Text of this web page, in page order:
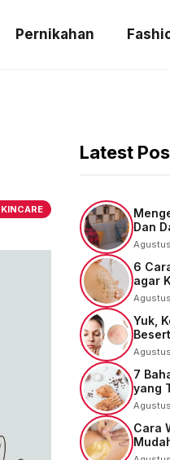
Pernikahan
Latest
Dan
6
agar
Yuk,
7
yang
Cara